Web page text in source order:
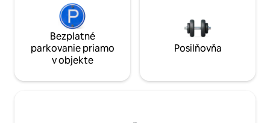
Bezplatné
parkovanie priamo
v objekte
Posilňovňa